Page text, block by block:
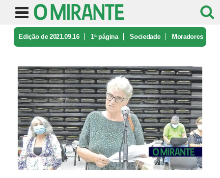
Edição de 2021.09.16 1ª página Sociedade Moradores